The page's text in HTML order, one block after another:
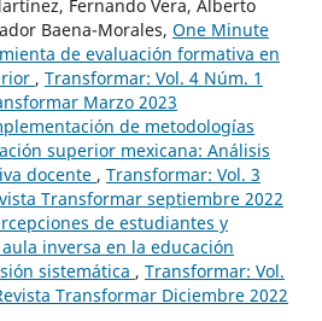
Fernando Vera, Alberto
Baena-Morales, One Minute
de evaluación formativa en
, Transformar: Vol. 4 Núm. 1
Marzo 2023
de metodologías
superior mexicana: Análisis
docente , Transformar: Vol. 3
Transformar septiembre 2022
de estudiantes y
inversa en la educación
sistemática , Transformar: Vol.
Transformar Diciembre 2022